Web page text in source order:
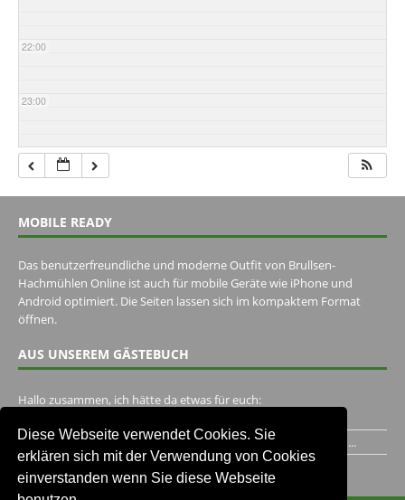
Diese Webseite verwendet Cookies. Sie
erklären sich mit der Verwendung von Cookies
einverstanden wenn Sie diese Webseite
22:00
23:00
MOBILE READY
Das benutzerfreundliche und moderne Outfit von Brullsen-
Hachmühlen Online ist auch für mobile Geräte wie iPhone und
Android optimiert. Die Seiten lassen sich im kompaktem Format
öffnen.
AUS UNSEREM GÄSTEBUCH
Hallo zusammen, ich hätte da etwas für euch:
Ich habe ein Jahr im Gasthaus Hugo Pape verbracht..Habe ihn...
Unser Gästebuch besuchen